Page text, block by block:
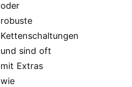
oder
robuste
Kettenschaltungen
und sind oft
mit Extras
wie